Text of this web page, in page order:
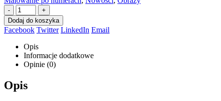
-
+
Dodaj do koszyka
Facebook Twitter LinkedIn Email
Opis
Informacje dodatkowe
Opinie (0)
Opis